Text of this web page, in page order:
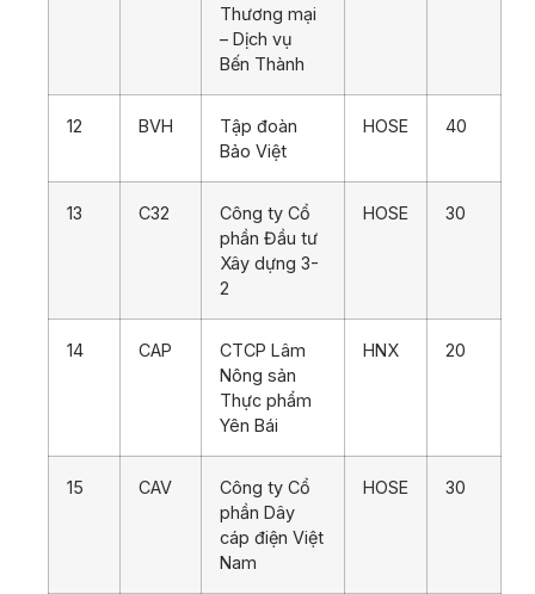
Thương mại
– Dịch vụ
Bến Thành
12 BVH
Tập đoàn
Bảo Việt
HOSE 40
13 C32
Công ty Cổ
phần Đầu tư
Xây dựng 3-
2
HOSE 30
14 CAP
CTCP Lâm
Nông sản
Thực phẩm
Yên Bái
HNX 20
15 CAV
Công ty Cổ
phần Dây
cáp điện Việt
Nam
HOSE 30